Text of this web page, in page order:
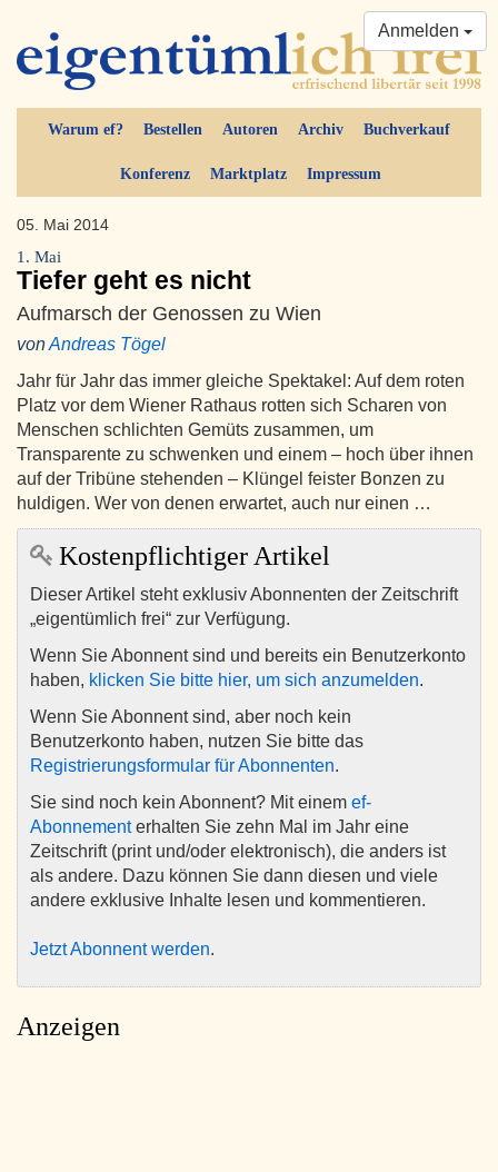
Warum ef? Bestellen Autoren Archiv Buchverkauf
Konferenz Marktplatz Impressum
Anmelden
05. Mai 2014
1. Mai
Tiefer geht es nicht
Aufmarsch der Genossen zu Wien
vonAndreas Tögel
Jahr für Jahr das immer gleiche Spektakel: Auf dem roten
Platz vor dem Wiener Rathaus rotten sich Scharen von
Menschen schlichten Gemüts zusammen, um
Transparente zu schwenken und einem – hoch über ihnen
auf der Tribüne stehenden – Klüngel feister Bonzen zu
huldigen. Wer von denen erwartet, auch nur einen …
Kostenpflichtiger Artikel
Dieser Artikel steht exklusiv Abonnenten der Zeitschrift
„eigentümlich frei“ zur Verfügung.
Wenn Sie Abonnent sind und bereits ein Benutzerkonto
haben, klicken Sie bitte hier, um sich anzumelden.
Wenn Sie Abonnent sind, aber noch kein
Benutzerkonto haben, nutzen Sie bitte das
Registrierungsformular für Abonnenten.
Sie sind noch kein Abonnent? Mit einem ef-
Abonnementerhalten Sie zehn Mal im Jahr eine
Zeitschrift (print und/oder elektronisch), die anders ist
als andere. Dazu können Sie dann diesen und viele
andere exklusive Inhalte lesen und kommentieren.
Jetzt Abonnent werden.
Anzeigen